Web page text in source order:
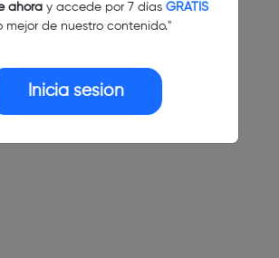
ahoray accede por 7 días GRATIS
mejor de nuestro contenido."
Inicia sesión